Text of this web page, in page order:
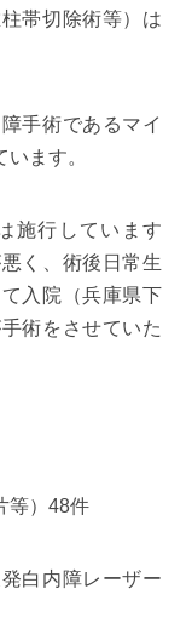
帯切除術等）は
手術であるマイ
ます。
施行しています
く、術後日常生
入院（兵庫県下
術をさせていた
等）48件
白内障レーザー